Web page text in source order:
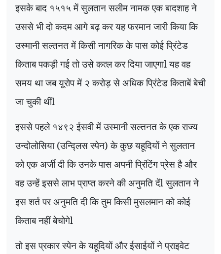
इसके बाद १५१५ में सुलतान सलीम नामक एक बादशाह ने
उससे भी दो कदम आगे बढ़ कर यह फरमान जारी किया कि
उस्मानी सल्तनत में किसी नागरिक के पास कोई प्रिंटेड
किताब पकड़ी गई तो उसे कत्ल कर दिया जाएगाl यह वह
समय था जब यूरोप में २ करोड़ से अधिक प्रिंटेड किताबें बेची
जा चुकी थींl
इससे पहले १४९२ ईसवी में उस्मानी सल्तनत के एक राज्य
उन्दोलोसिया (उन्द्लिस स्पेन) के कुछ यहूदियों ने सुलतान
को एक अर्जी दी कि उनके पास अपनी प्रिंटिंग प्रेस है और
वह उन्हें इससे लाभ प्राप्त करने की अनुमति देंl सुलतान ने
इस शर्त पर अनुमति दी कि तुम किसी मुसलमान को कोई
किताब नहीं बेचोगेl
तो इस प्रकार स्पेन के यहूदियों और ईसाईयों ने प्राइवेट